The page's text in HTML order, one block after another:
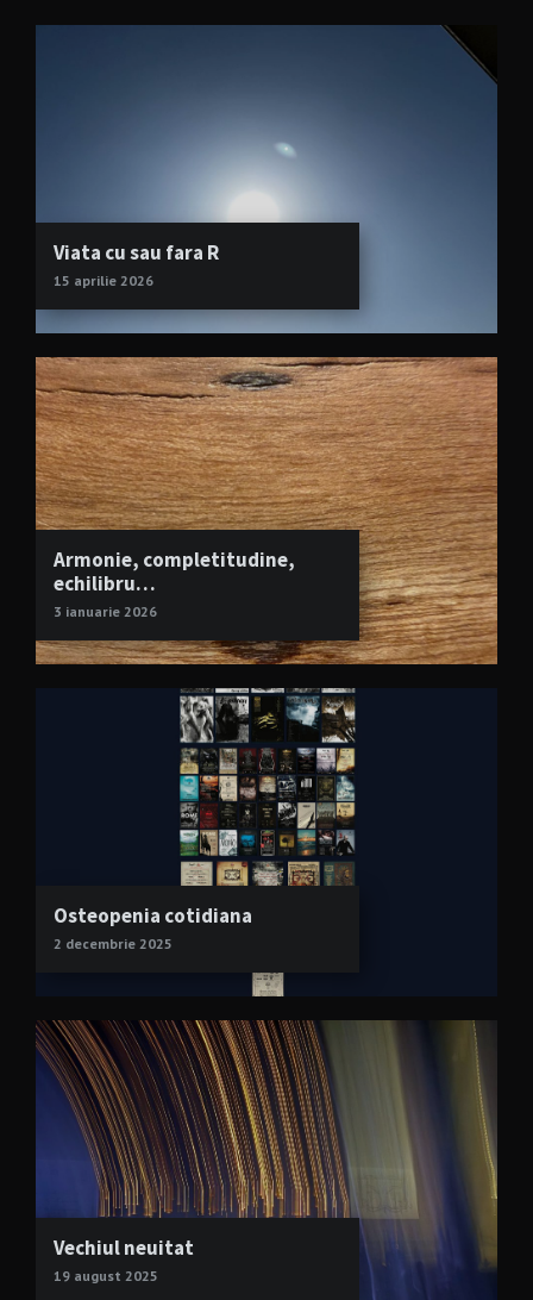
Viata cu sau fara R
15 aprilie 2026
Armonie, completitudine,
echilibru…
3 ianuarie 2026
Osteopenia cotidiana
2 decembrie 2025
Vechiul neuitat
19 august 2025